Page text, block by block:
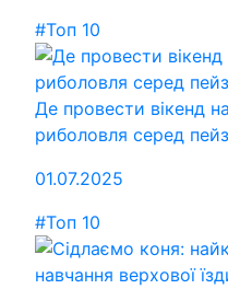
#Топ 10
Де провести вікенд
риболовля серед
01.07.2025
#Топ 10